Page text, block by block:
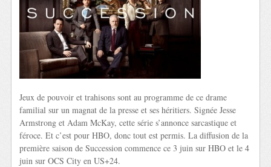
Jeux de pouvoir et trahisons sont au programme de ce drame
familial sur un magnat de la presse et ses héritiers. Signée Jesse
Armstrong et Adam McKay, cette série s’annonce sarcastique et
féroce. Et c’est pour HBO, donc tout est permis. La diffusion de la
première saison de Succession commence ce 3 juin sur HBO et le 4
juin sur OCS City en US+24.